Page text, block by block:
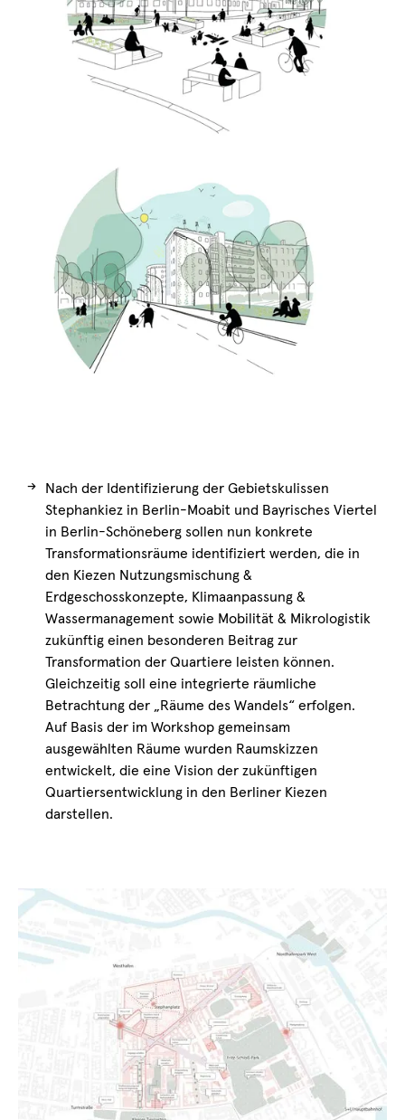
→
Nach der Identifizierung der Gebietskulissen
Stephankiez in Berlin-Moabit und Bayrisches Viertel
in Berlin-Schöneberg sollen nun konkrete
Transformationsräume identifiziert werden, die in
den Kiezen Nutzungsmischung &
Erdgeschosskonzepte, Klimaanpassung &
Wassermanagement sowie Mobilität & Mikrologistik
zukünftig einen besonderen Beitrag zur
Transformation der Quartiere leisten können.
Gleichzeitig soll eine integrierte räumliche
Betrachtung der „Räume des Wandels“ erfolgen.
Auf Basis der im Workshop gemeinsam
ausgewählten Räume wurden Raumskizzen
entwickelt, die eine Vision der zukünftigen
Quartiersentwicklung in den Berliner Kiezen
darstellen.